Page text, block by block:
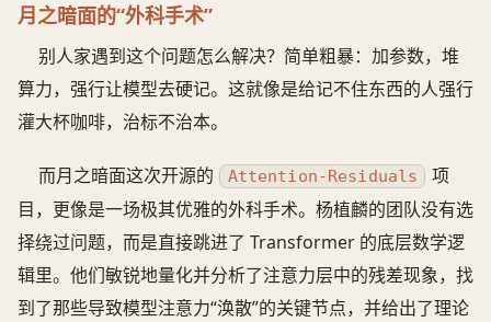
月之暗面的“外科手术”
别人家遇到这个问题怎么解决？简单粗暴：加参数，堆
算力，强行让模型去硬记。这就像是给记不住东西的人强行
灌大杯咖啡，治标不治本。
而月之暗面这次开源的 Attention-Residuals
项
目，更像是一场极其优雅的外科手术。杨植麟的团队没有选
择绕过问题，而是直接跳进了 Transformer 的底层数学逻
辑里。他们敏锐地量化并分析了注意力层中的残差现象，找
到了那些导致模型注意力“涣散”的关键节点，并给出了理论